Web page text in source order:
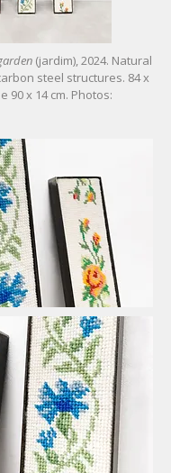
(jardim), 2024. Natural
steel structures. 84 x
90 x 14 cm. Photos: